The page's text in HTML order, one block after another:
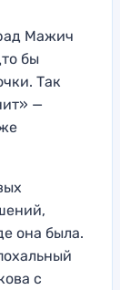
Мажич
бы
Так
—
она была.
с